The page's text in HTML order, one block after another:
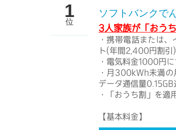
1
位
ソフトバンクで
3人家族が「おう
・携帯電話または
ト(年間2,400円割引)
・電気料金1000円
・月300kWh未満の
データ通信量0.15GB
・「おうち割」を
【基本料金】